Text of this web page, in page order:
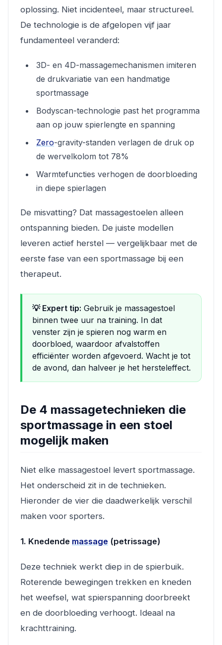
oplossing. Niet incidenteel, maar structureel.
De technologie is de afgelopen vijf jaar
fundamenteel veranderd:
3D- en 4D-massagemechanismen imiteren
de drukvariatie van een handmatige
sportmassage
Bodyscan-technologie past het programma
aan op jouw spierlengte en spanning
Zero-gravity-standen verlagen de druk op
de wervelkolom tot 78%
Warmtefuncties verhogen de doorbloeding
in diepe spierlagen
De misvatting? Dat massagestoelen alleen
ontspanning bieden. De juiste modellen
leveren actief herstel — vergelijkbaar met de
eerste fase van een sportmassage bij een
therapeut.
💡 Expert tip: Gebruik je massagestoel
binnen twee uur na training. In dat
venster zijn je spieren nog warm en
doorbloed, waardoor afvalstoffen
efficiënter worden afgevoerd. Wacht je tot
de avond, dan halveer je het hersteleffect.
De 4 massagetechnieken die
sportmassage in een stoel
mogelijk maken
Niet elke massagestoel levert sportmassage.
Het onderscheid zit in de technieken.
Hieronder de vier die daadwerkelijk verschil
maken voor sporters.
1. Knedende massage (petrissage)
Deze techniek werkt diep in de spierbuik.
Roterende bewegingen trekken en kneden
het weefsel, wat spierspanning doorbreekt
en de doorbloeding verhoogt. Ideaal na
krachttraining.